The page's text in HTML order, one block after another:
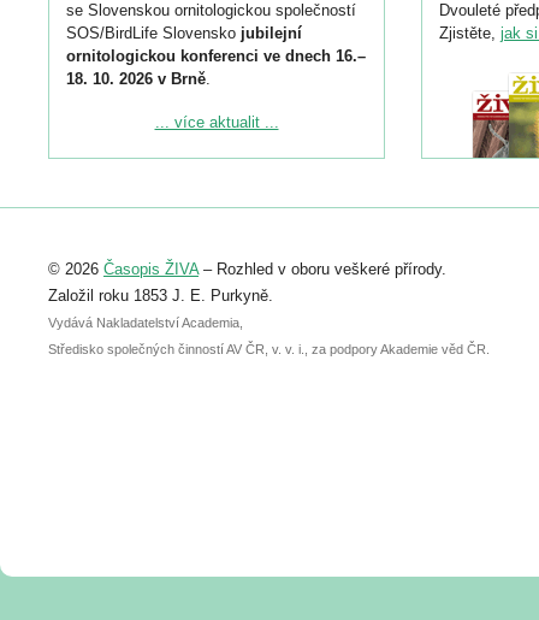
se Slovenskou ornitologickou společností
SOS/BirdLife Slovensko jubilejní
ornitologickou konferenci ve dnech 16.–
18. 10. 2026 v Brně.
Podrobnější informace ke konferenci
Registrovat se můžete do 6. září.
abstraktu přihlášené přednášky nebo
posteru je už 30. června.
... více aktualit ...
Dvouleté
Zjistěte, jak
© 2026 Časopis ŽIVA– Rozhled v oboru veškeré přírody.
Založil roku 1853 J. E. Purkyně.
Vydává Nakladatelství Academia,
Středisko společných činností AV ČR, v. v. i., za podpory Akademie věd ČR.